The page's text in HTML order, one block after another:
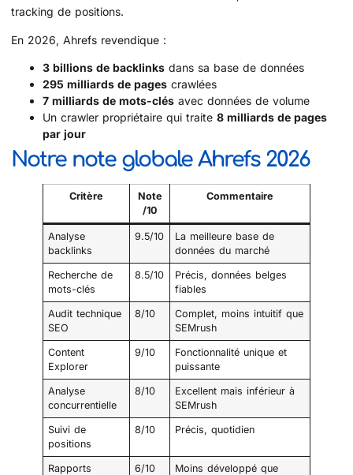
tracking de positions.
En 2026, Ahrefs revendique :
3 billions de backlinks dans sa base de données
295 milliards de pages crawlées
7 milliards de mots-clés avec données de volume
Un crawler propriétaire qui traite 8 milliards de pages
par jour
Notre note globale Ahrefs 2026
Critère
Note
/10
Commentaire
Analyse
backlinks
9.5/10
La meilleure base de
données du marché
Recherche de
mots-clés
8.5/10
Précis, données belges
fiables
Audit technique
SEO
8/10
Complet, moins intuitif que
SEMrush
Content
Explorer
9/10
Fonctionnalité unique et
puissante
Analyse
concurrentielle
8/10
Excellent mais inférieur à
SEMrush
Suivi de
positions
8/10 Précis, quotidien
Rapports
6/10
Moins développé que